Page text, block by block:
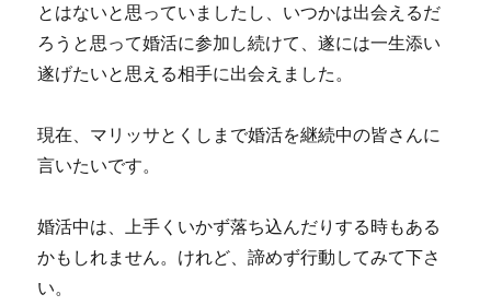
とはないと思っていましたし、いつかは出会えるだ
ろうと思って婚活に参加し続けて、遂には一生添い
遂げたいと思える相手に出会えました。
現在、マリッサとくしまで婚活を継続中の皆さんに
言いたいです。
婚活中は、上手くいかず落ち込んだりする時もある
かもしれません。けれど、諦めず行動してみて下さ
い。